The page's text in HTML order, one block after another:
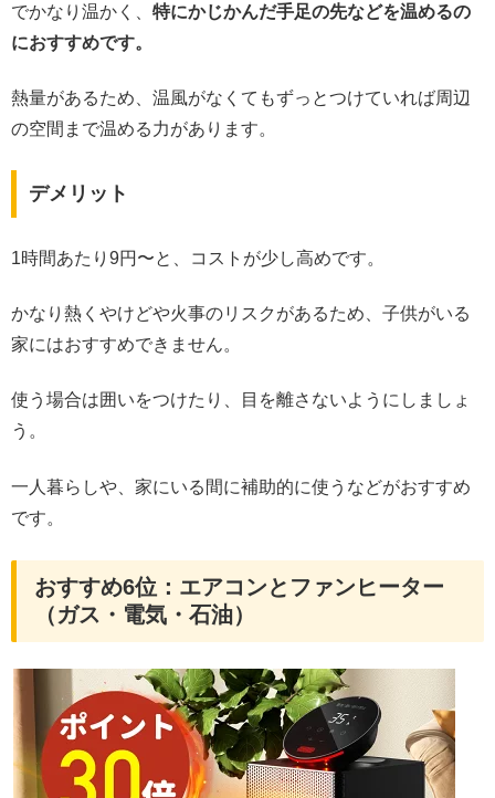
でかなり温かく、 特にかじかんだ手足の先などを温めるの
におすすめです。
熱量があるため、温風がなくてもずっとつけていれば周辺
の空間まで温める力があります。
デメリット
1時間あたり9円〜と、コストが少し高めです。
かなり熱くやけどや火事のリスクがあるため、子供がいる
家にはおすすめできません。
使う場合は囲いをつけたり、目を離さないようにしましょ
う。
一人暮らしや、家にいる間に補助的に使うなどがおすすめ
です。
おすすめ6位：エアコンとファンヒーター
（ガス・電気・石油）